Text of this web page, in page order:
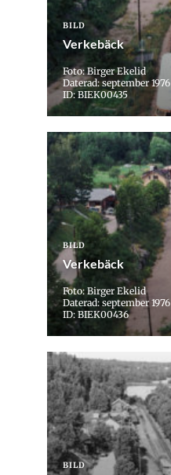
BILD
Verkebäck
Foto: Birger Ekelid
Daterad: september 1976
ID: BIEK00435
BILD
Verkebäck
Foto: Birger Ekelid
Daterad: september 1976
ID: BIEK00436
BILD